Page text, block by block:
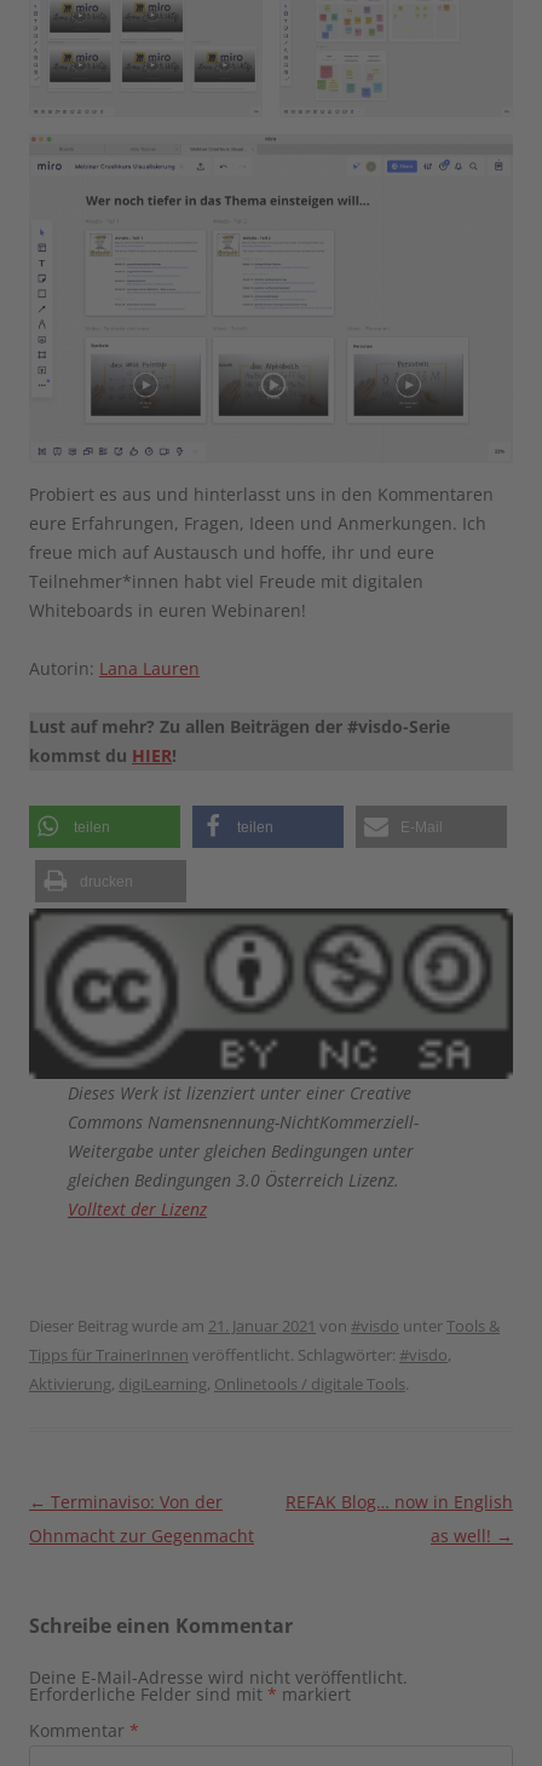
Probiert es aus und hinterlasst uns in den Kommentaren
eure Erfahrungen, Fragen, Ideen und Anmerkungen. Ich
freue mich auf Austausch und hoffe, ihr und eure
Teilnehmer*innen habt viel Freude mit digitalen
Whiteboards in euren Webinaren!
Autorin: Lana Lauren
Lust auf mehr? Zu allen Beiträgen der #visdo-Serie
kommst du HIER!
teilen teilen E-Mail
drucken
Dieses Werk ist lizenziert unter einer Creative
Commons Namensnennung-NichtKommerziell-
Weitergabe unter gleichen Bedingungen unter
gleichen Bedingungen 3.0 Österreich Lizenz.
Volltext der Lizenz
Dieser Beitrag wurde am 21. Januar 2021 von #visdo unterTools &
Tipps für TrainerInnen veröffentlicht. Schlagwörter: #visdo,
Aktivierung, digiLearning, Onlinetools / digitale Tools.
Beitragsnavigation
← Terminaviso: Von der
Ohnmacht zur Gegenmacht
REFAK Blog… now in English
as well! →
Schreibe einen Kommentar
Deine E-Mail-Adresse wird nicht veröffentlicht.
Erforderliche Felder sind mit * markiert
Kommentar *